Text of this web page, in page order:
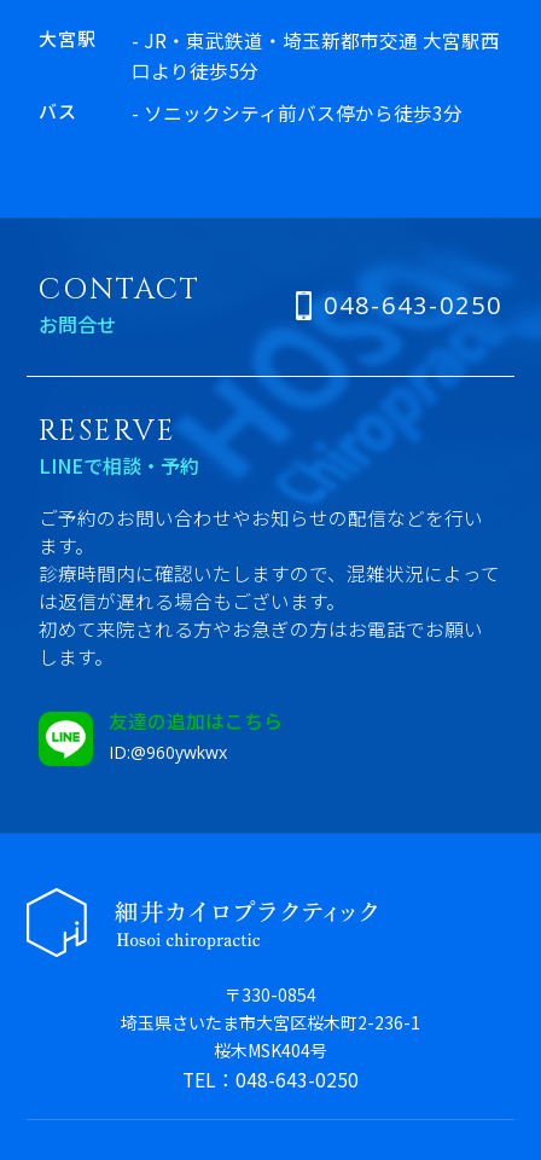
大宮駅
- JR・東武鉄道・埼玉新都市交通 大宮駅西
口より徒歩5分
バス - ソニックシティ前バス停から徒歩3分
CONTACT
お問合せ
048-643-0250
RESERVE
LINEで相談・予約
ご予約のお問い合わせやお知らせの配信などを行い
ます。
診療時間内に確認いたしますので、混雑状況によって
は返信が遅れる場合もございます。
初めて来院される方やお急ぎの方はお電話でお願い
します。
友達の追加はこちら
ID:@960ywkwx
〒330-0854
埼玉県さいたま市大宮区桜木町2-236-1
桜木MSK404号
TEL：048-643-0250